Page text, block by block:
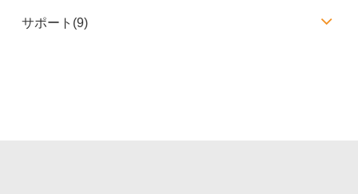
サポート(9)